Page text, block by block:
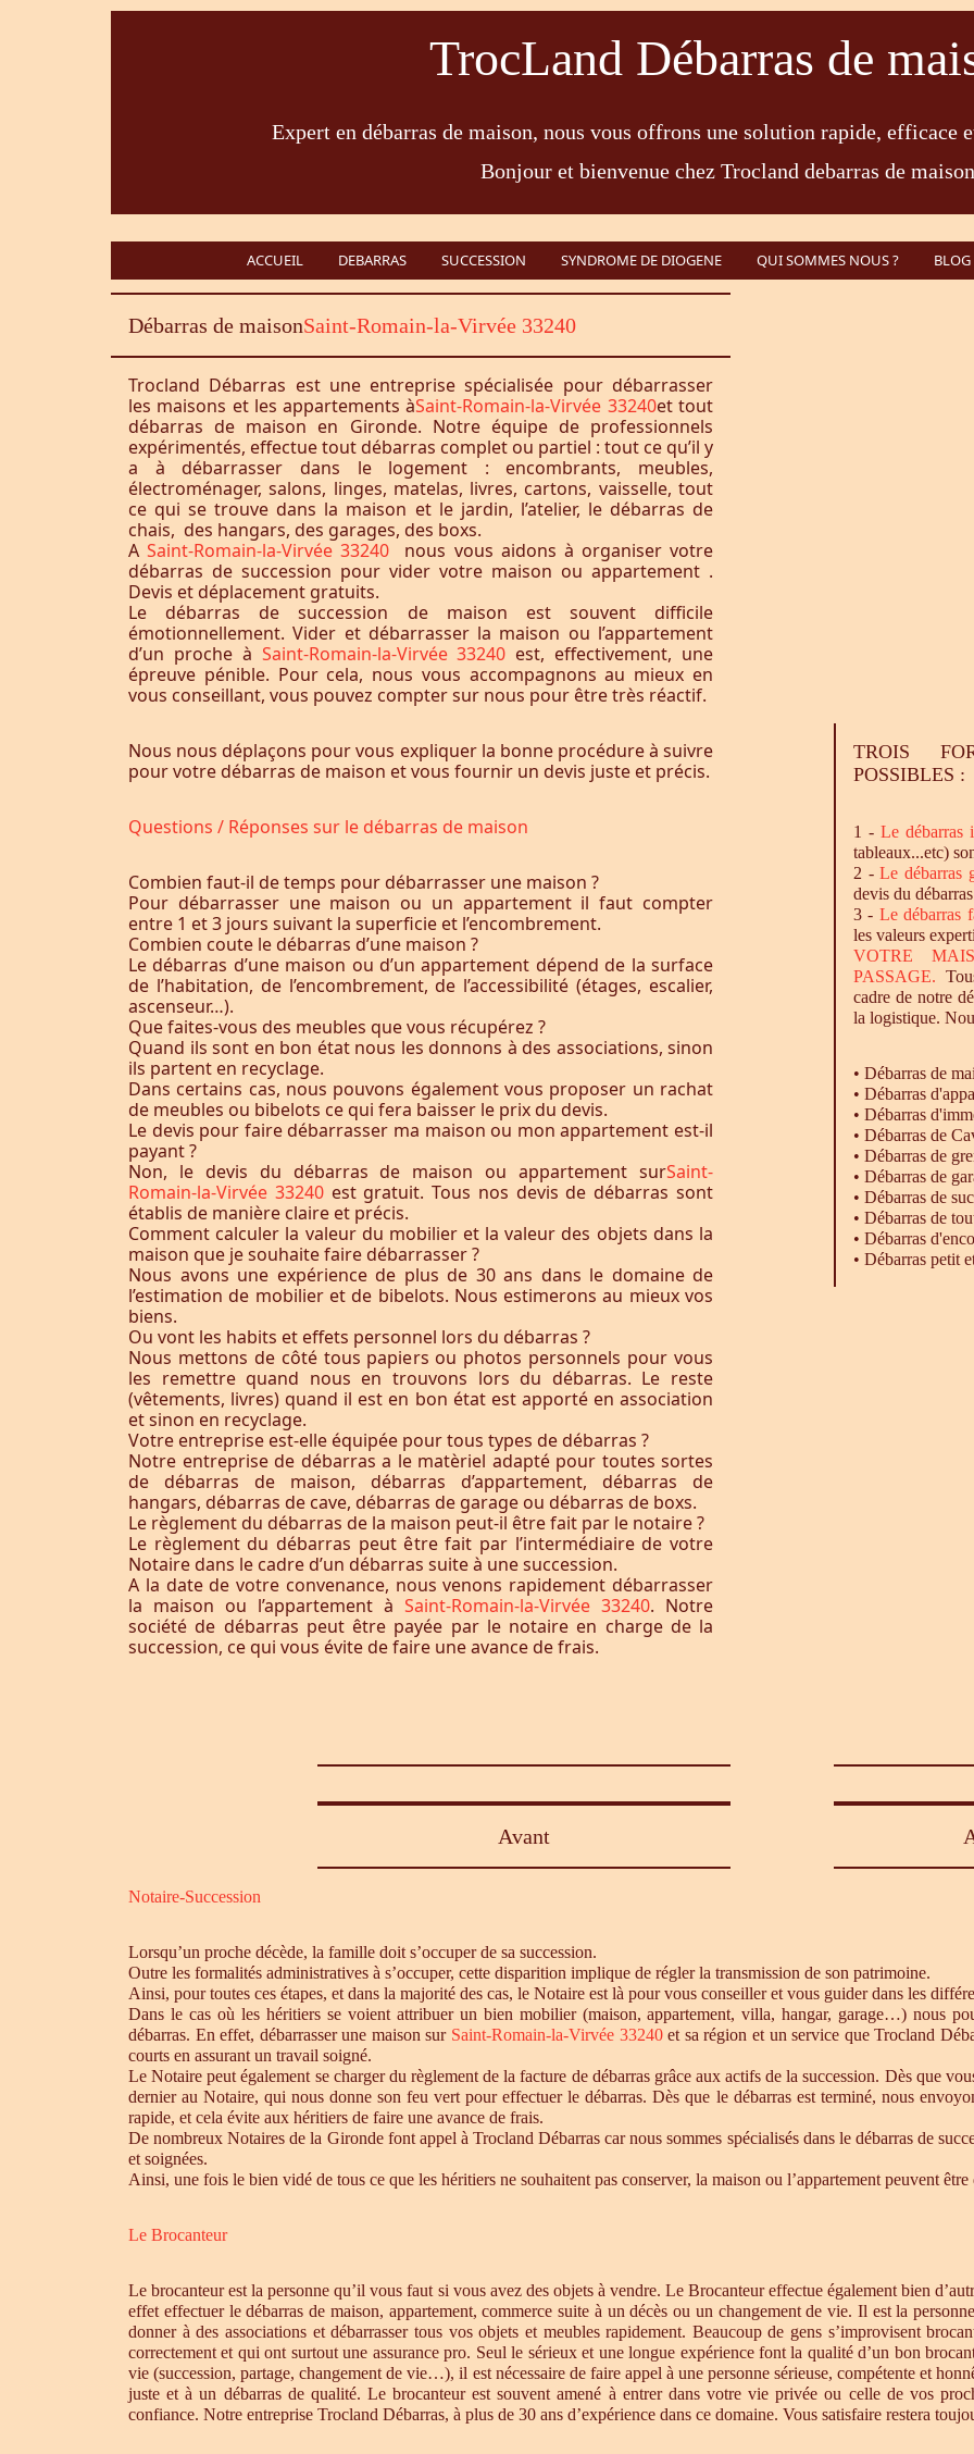
TrocLand Débarras de
Expert en débarras de maison, nous vous offrons une solution rapide, efficace
Bonjour et bienvenue chez Trocland debarras de
ACCUEIL DEBARRAS SUCCESSION SYNDROME DE DIOGENE QUI SOMMES NOUS ? BLOG
Débarras de maisonSaint-Romain-la-Virvée 33240
Trocland Débarras est une entreprise spécialisée pour débarrasser
les maisons et les appartements àSaint-Romain-la-Virvée 33240et tout
débarras de maison en Gironde. Notre équipe de professionnels
expérimentés, effectue tout débarras complet ou partiel : tout ce qu’il y
a à débarrasser dans le logement : encombrants, meubles,
électroménager, salons, linges, matelas, livres, cartons, vaisselle, tout
ce qui se trouve dans la maison et le jardin, l’atelier, le débarras de
chais, des hangars, des garages, des boxs.
ASaint-Romain-la-Virvée 33240 nous vous aidons à organiser votre
débarras de succession pour vider votre maison ou appartement .
Devis et déplacement gratuits.
Le débarras de succession de maison est souvent difficile
émotionnellement. Vider et débarrasser la maison ou l’appartement
d’un proche à Saint-Romain-la-Virvée 33240 est, effectivement, une
épreuve pénible. Pour cela, nous vous accompagnons au mieux en
vous conseillant, vous pouvez compter sur nous pour être très réactif.
Nous nous déplaçons pour vous expliquer la bonne procédure à suivre
pour votre débarras de maison et vous fournir un devis juste et précis.
Questions / Réponses sur le débarras de maison
Combien faut-il de temps pour débarrasser une maison ?
Pour débarrasser une maison ou un appartement il faut compter
entre 1 et 3 jours suivant la superficie et l’encombrement.
Combien coute le débarras d’une maison ?
Le débarras d’une maison ou d’un appartement dépend de la surface
de l’habitation, de l’encombrement, de l’accessibilité (étages, escalier,
ascenseur…).
Que faites-vous des meubles que vous récupérez ?
Quand ils sont en bon état nous les donnons à des associations, sinon
ils partent en recyclage.
Dans certains cas, nous pouvons également vous proposer un rachat
de meubles ou bibelots ce qui fera baisser le prix du devis.
Le devis pour faire débarrasser ma maison ou mon appartement est-il
payant ?
Non, le devis du débarras de maison ou appartement surSaint-
Romain-la-Virvée 33240 est gratuit. Tous nos devis de débarras sont
établis de manière claire et précis.
Comment calculer la valeur du mobilier et la valeur des objets dans la
maison que je souhaite faire débarrasser ?
Nous avons une expérience de plus de 30 ans dans le domaine de
l’estimation de mobilier et de bibelots. Nous estimerons au mieux vos
biens.
Ou vont les habits et effets personnel lors du débarras ?
Nous mettons de côté tous papiers ou photos personnels pour vous
les remettre quand nous en trouvons lors du débarras. Le reste
(vêtements, livres) quand il est en bon état est apporté en association
et sinon en recyclage.
Votre entreprise est-elle équipée pour tous types de débarras ?
Notre entreprise de débarras a le matèriel adapté pour toutes sortes
de débarras de maison, débarras d’appartement, débarras de
hangars, débarras de cave, débarras de garage ou débarras de boxs.
Le règlement du débarras de la maison peut-il être fait par le notaire ?
Le règlement du débarras peut être fait par l’intermédiaire de votre
Notaire dans le cadre d’un débarras suite à une succession.
A la date de votre convenance, nous venons rapidement débarrasser
la maison ou l’appartement à Saint-Romain-la-Virvée 33240. Notre
société de débarras peut être payée par le notaire en charge de la
succession, ce qui vous évite de faire une avance de frais.
TROIS
POSSIBLES :
1 -Ledébarras
tableaux...etc)
2 -Ledébarras
devis du
3 - Ledébarras
les valeurs
VOTRE
PASSAGE.
cadre de notre
la logistique.
• Débarras de
• Débarras
• Débarras
• Débarras de
• Débarras de
• Débarras de
• Débarras de
• Débarras de
• Débarras
• Débarras petit
Avant
Notaire-Succession
Lorsqu’un proche décède, la famille doit s’occuper de sa succession.
Outre les formalités administratives à s’occuper, cette disparition implique de régler la transmission de son patrimoine.
Ainsi, pour toutes ces étapes, et dans la majorité des cas, le Notaire est là pour vous conseiller et vous guider dans les
Dans le cas où les héritiers se voient attribuer un bien mobilier (maison, appartement, villa, hangar, garage…) nous
débarras. En effet, débarrasser une maison sur Saint-Romain-la-Virvée 33240et sa région et un service que Trocland
courts en assurant un travail soigné.
Le Notaire peut également se charger du règlement de la facture de débarras grâce aux actifs de la succession. Dès que
dernier au Notaire, qui nous donne son feu vert pour effectuer le débarras. Dès que le débarras est terminé, nous
rapide, et cela évite aux héritiers de faire une avance de frais.
De nombreux Notaires de la Gironde font appel à Trocland Débarras car nous sommes spécialisés dans le débarras de
et soignées.
Ainsi, une fois le bien vidé de tous ce que les héritiers ne souhaitent pas conserver, la maison ou l’appartement peuvent
Le Brocanteur
Le brocanteur est la personne qu’il vous faut si vous avez des objets à vendre. Le Brocanteur effectue également bien
effet effectuer le débarras de maison, appartement, commerce suite à un décès ou un changement de vie. Il est la
donner à des associations et débarrasser tous vos objets et meubles rapidement. Beaucoup de gens s’improvisent
correctement et qui ont surtout une assurance pro. Seul le sérieux et une longue expérience font la qualité d’un bon
vie (succession, partage, changement de vie…), il est nécessaire de faire appel à une personne sérieuse, compétente et
juste et à un débarras de qualité. Le brocanteur est souvent amené à entrer dans votre vie privée ou celle de vos
confiance. Notre entreprise Trocland Débarras, à plus de 30 ans d’expérience dans ce domaine. Vous satisfaire restera